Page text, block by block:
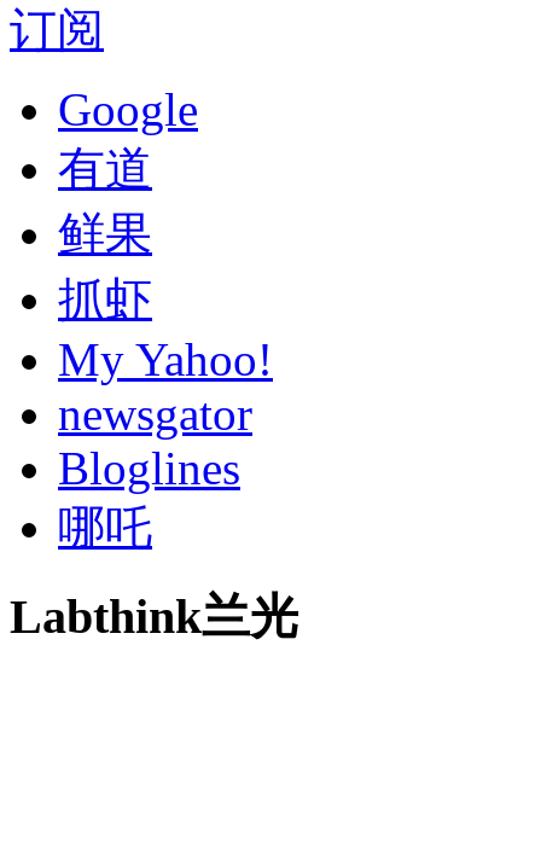
订阅
Google
有道
鲜果
抓虾
My Yahoo!
newsgator
Bloglines
哪吒
Labthink兰光